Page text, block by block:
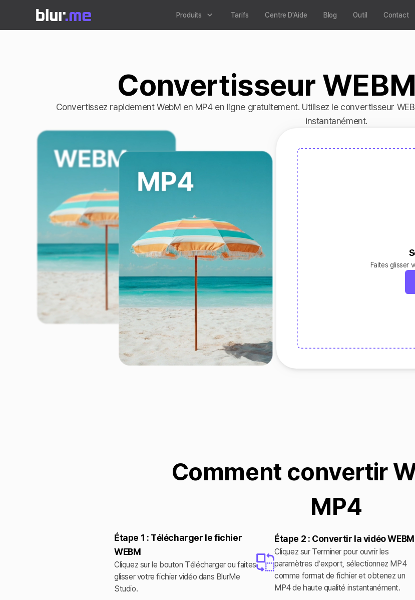
Produits Tarifs Centre D'Aide Blog Outil Contact
Convertisseur
Convertissez rapidement WebM en MP4 en ligne gratuitement. Utilisez le convertisseur
instantanément.
Faites glisser
Comment convertir
MP4
Étape 1 : Télécharger le fichier
WEBM
Cliquez sur le bouton Télécharger ou faites
glisser votre fichier vidéo dans BlurMe
Studio.
Étape 2 : Convertir la vidéo WEBM
Cliquez sur Terminer pour ouvrir les
paramètres d’export, sélectionnez MP4
comme format de fichier et obtenez un
MP4 de haute qualité instantanément.